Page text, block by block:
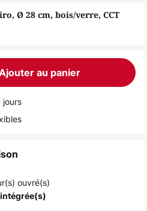
Ø 28 cm, bois/verre, CCT
au panier
jours
ouvré(s)